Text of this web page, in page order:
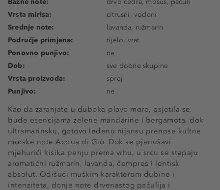
Kao da zaranjate u duboko plavo more, osjetila se
bude esencijama zelene mandarine i bergamota, dok
ultramarinsku, gotovo ledenu nijansu prenose kultne
morske note Acqua di Giò. Dok se pjenušavi
mjehurići kisika penju prema vrhu, u srcu se stapaju
aromatični ružmarin, lavanda, čempres i lentisk
absolut. Odišući muškim karakterom dubine i
intenziteta, donje note drvenastog pačulija i
Vrsta mirisa:
citrusni, vodeni
Srednje note:
lavanda, ružmarin
Područje primjene:
tijelo, vrat
Ponovno punjivo:
ne
Dob:
sve dobne skupine
Vrsta proizvoda:
sprej
Punjivo:
ne